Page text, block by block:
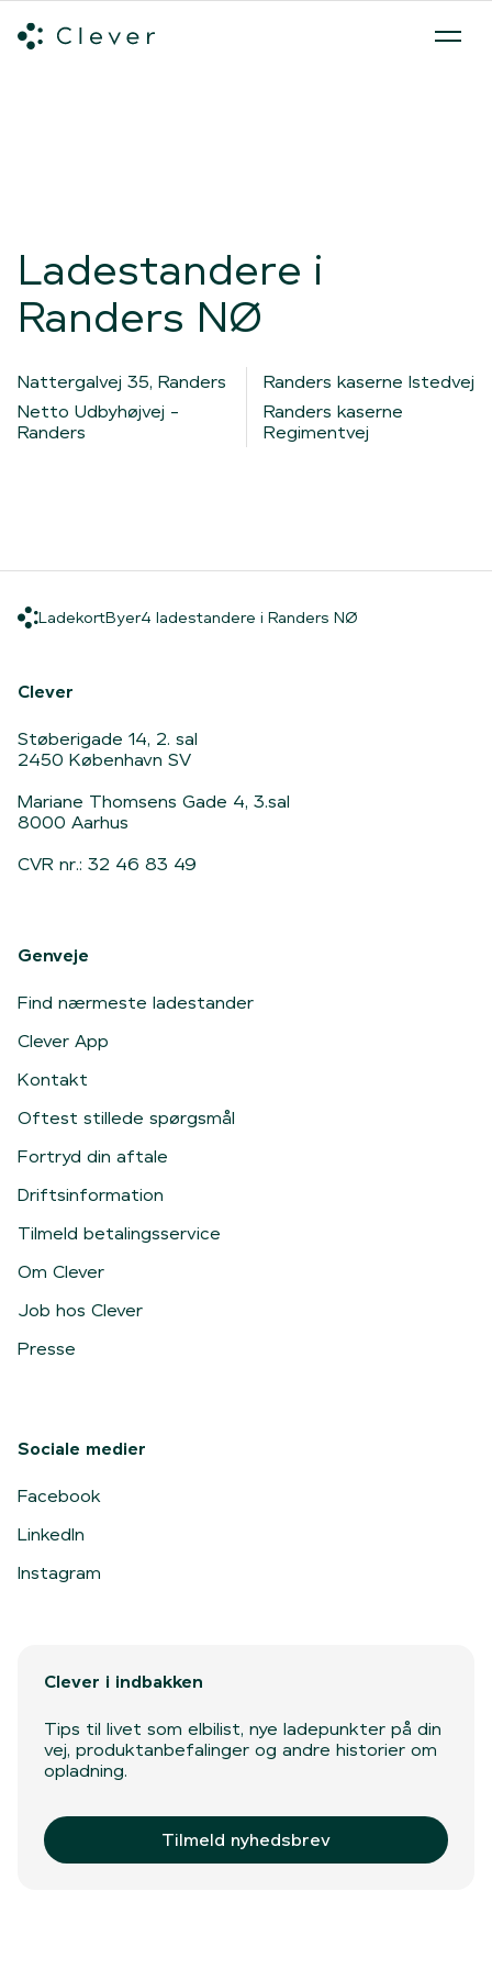
Ladestandere i
Randers NØ
Nattergalvej 35, Randers
Netto Udbyhøjvej -
Randers
Randers kaserne Istedvej
Randers kaserne
Regimentvej
LadekortLadekort
ByerByer
4 ladestandere i Randers NØ
Clever
Støberigade 14, 2. sal
2450 København SV
Mariane Thomsens Gade 4, 3.sal
8000 Aarhus
CVR nr.: 32 46 83 49
Genveje
Find nærmeste ladestander
Clever App
Kontakt
Oftest stillede spørgsmål
Fortryd din aftale
Driftsinformation
Tilmeld betalingsservice
Om Clever
Job hos Clever
Presse
Sociale medier
Facebook
LinkedIn
Instagram
Clever i indbakken
Tips til livet som elbilist, nye ladepunkter på din
vej, produktanbefalinger og andre historier om
opladning.
Tilmeld nyhedsbrev